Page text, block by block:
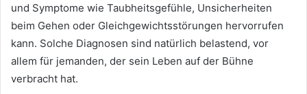
und Symptome wie Taubheitsgefühle, Unsicherheiten
beim Gehen oder Gleichgewichtsstörungen hervorrufen
kann. Solche Diagnosen sind natürlich belastend, vor
allem für jemanden, der sein Leben auf der Bühne
verbracht hat.